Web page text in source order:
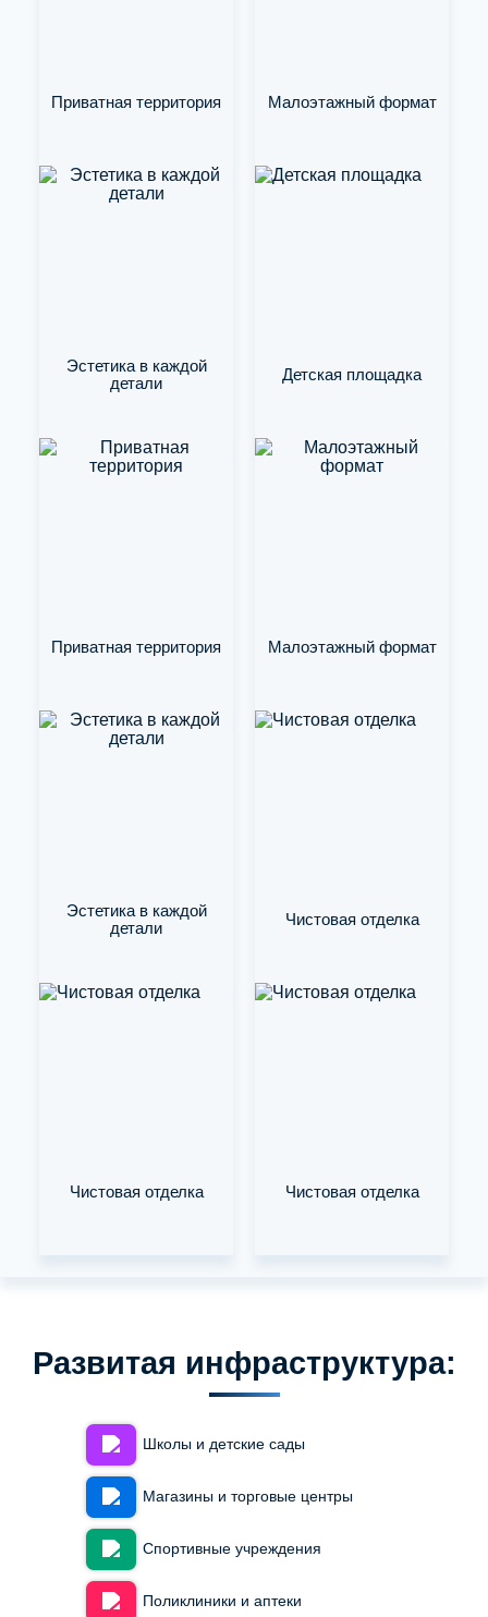
Приватная территория Малоэтажный формат
Эстетика в каждой
детали
Детская площадка
Приватная территория Малоэтажный формат
Эстетика в каждой
детали
Чистовая отделка
Чистовая отделка Чистовая отделка
Развитая инфраструктура:
Школы и детские сады
Магазины и торговые центры
Спортивные учреждения
Поликлиники и аптеки